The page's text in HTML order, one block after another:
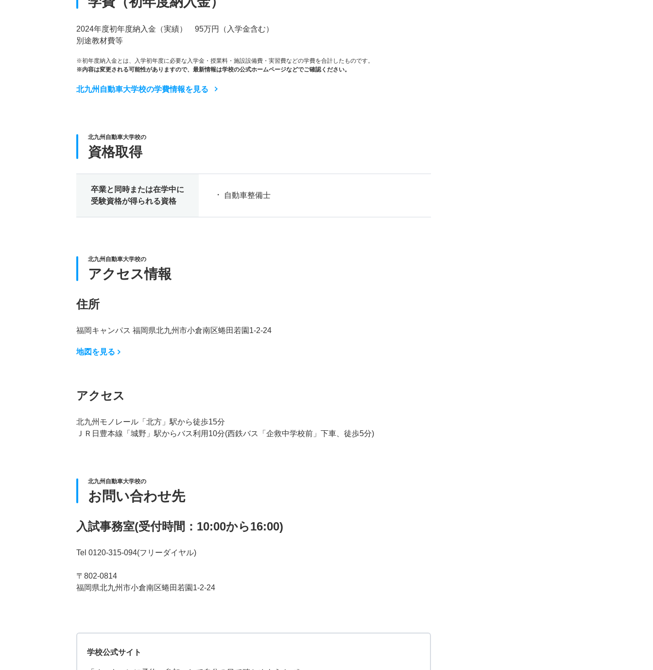
2024年度初年度納入金（実績） 95万円（入学金含む）
別途教材費等
※初年度納入金とは、入学初年度に必要な入学金・授業料・施設設備費・実習費などの学費を合計したものです。
※内容は変更される可能性がありますので、最新情報は学校の公式ホームページなどでご確認ください。
北九州自動車大学校の学費情報を見る
北九州自動車大学校の
資格取得
卒業と同時または在学中に
受験資格が得られる資格
自動車整備士
北九州自動車大学校の
アクセス情報
住所
福岡キャンパス 福岡県北九州市小倉南区蜷田若園1-2-24
地図を見る
アクセス
北九州モノレール「北方」駅から徒歩15分
ＪＲ日豊本線「城野」駅からバス利用10分(西鉄バス「企救中学校前」下車、徒歩5分)
北九州自動車大学校の
お問い合わせ先
入試事務室(受付時間：10:00から16:00)
Tel 0120-315-094(フリーダイヤル)
〒802-0814
福岡県北九州市小倉南区蜷田若園1-2-24
学校公式サイト